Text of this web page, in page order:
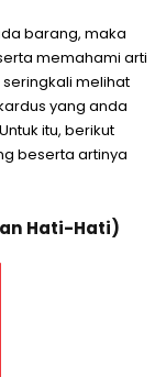
barang, maka
memahami arti
melihat
yang anda
itu, berikut
beserta artinya
Hati-Hati)